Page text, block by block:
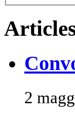
2